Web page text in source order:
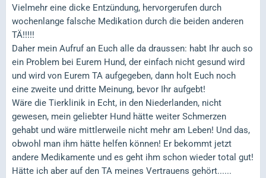
Vielmehr eine dicke Entzündung, hervorgerufen durch
wochenlange falsche Medikation durch die beiden anderen
TÄ!!!!!
Daher mein Aufruf an Euch alle da draussen: habt Ihr auch so
ein Problem bei Eurem Hund, der einfach nicht gesund wird
und wird von Eurem TA aufgegeben, dann holt Euch noch
eine zweite und dritte Meinung, bevor Ihr aufgebt!
Wäre die Tierklinik in Echt, in den Niederlanden, nicht
gewesen, mein geliebter Hund hätte weiter Schmerzen
gehabt und wäre mittlerweile nicht mehr am Leben! Und das,
obwohl man ihm hätte helfen können! Er bekommt jetzt
andere Medikamente und es geht ihm schon wieder total gut!
Hätte ich aber auf den TA meines Vertrauens gehört......